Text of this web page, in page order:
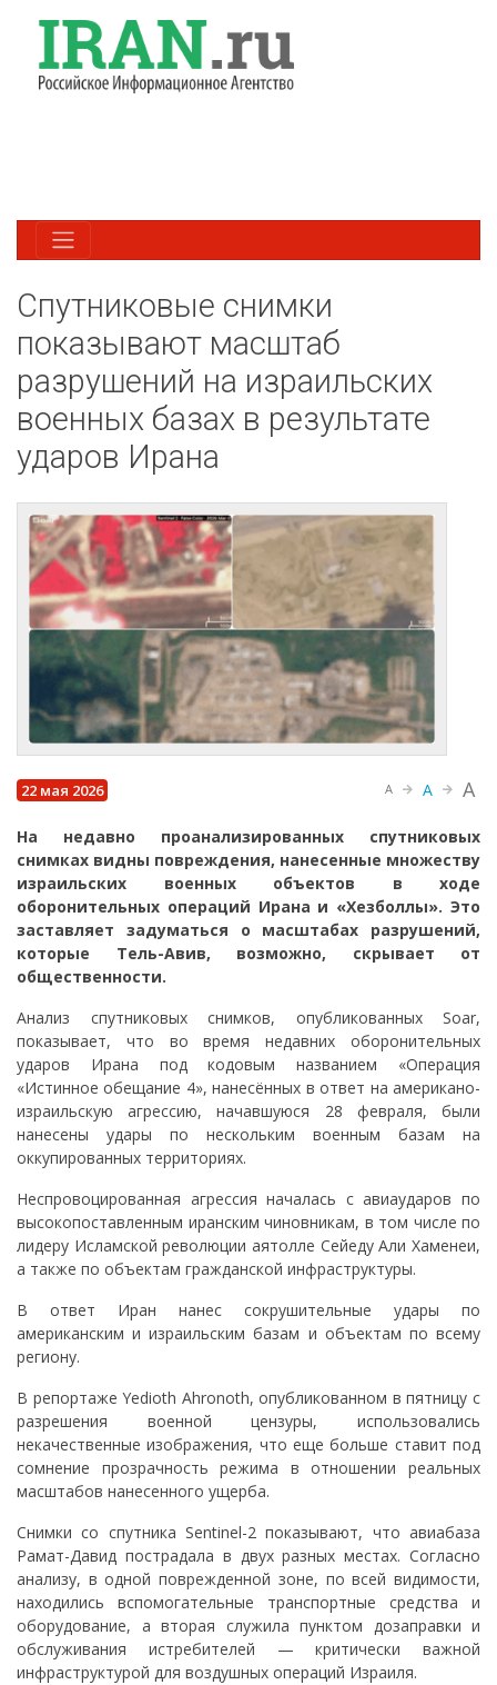
Спутниковые снимки
показывают масштаб
разрушений на израильских
военных базах в результате
ударов Ирана
22 мая 2026 A A A
На недавно проанализированных спутниковых
снимках видны повреждения, нанесенные множеству
израильских военных объектов в ходе
оборонительных операций Ирана и «Хезболлы». Это
заставляет задуматься о масштабах разрушений,
которые Тель-Авив, возможно, скрывает от
общественности.
Анализ спутниковых снимков, опубликованных Soar,
показывает, что во время недавних оборонительных
ударов Ирана под кодовым названием «Операция
«Истинное обещание 4», нанесённых в ответ на американо-
израильскую агрессию, начавшуюся 28 февраля, были
нанесены удары по нескольким военным базам на
оккупированных территориях.
Неспровоцированная агрессия началась с авиаударов по
высокопоставленным иранским чиновникам, в том числе по
лидеру Исламской революции аятолле Сейеду Али Хаменеи,
а также по объектам гражданской инфраструктуры.
В ответ Иран нанес сокрушительные удары по
американским и израильским базам и объектам по всему
региону.
В репортаже Yedioth Ahronoth, опубликованном в пятницу с
разрешения военной цензуры, использовались
некачественные изображения, что еще больше ставит под
сомнение прозрачность режима в отношении реальных
масштабов нанесенного ущерба.
Снимки со спутника Sentinel-2 показывают, что авиабаза
Рамат-Давид пострадала в двух разных местах. Согласно
анализу, в одной поврежденной зоне, по всей видимости,
находились вспомогательные транспортные средства и
оборудование, а вторая служила пунктом дозаправки и
обслуживания истребителей — критически важной
инфраструктурой для воздушных операций Израиля.